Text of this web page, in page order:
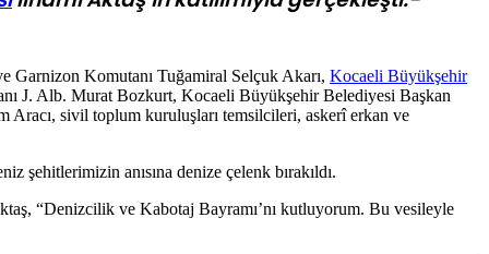
Garnizon Komutanı Tuğamiral Selçuk Akarı, Kocaeli Büyükşehir
J. Alb. Murat Bozkurt, Kocaeli Büyükşehir Belediyesi Başkan
Aracı, sivil toplum kuruluşları temsilcileri, askerî erkan ve
şehitlerimizin anısına denize çelenk bırakıldı.
“Denizcilik ve Kabotaj Bayramı’nı kutluyorum. Bu vesileyle